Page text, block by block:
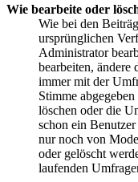
Wie bearbeite oder
Wie bei den
ursprünglichen
Administrator
bearbeiten, ändere
immer mit der
Stimme
löschen oder die
schon ein
nur noch von
oder gelöscht
laufenden